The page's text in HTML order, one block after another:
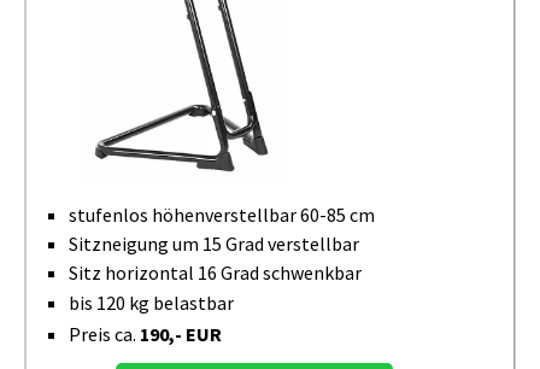
stufenlos höhenverstellbar 60-85 cm
Sitzneigung um 15 Grad verstellbar
Sitz horizontal 16 Grad schwenkbar
bis 120 kg belastbar
Preis ca. 190,- EUR